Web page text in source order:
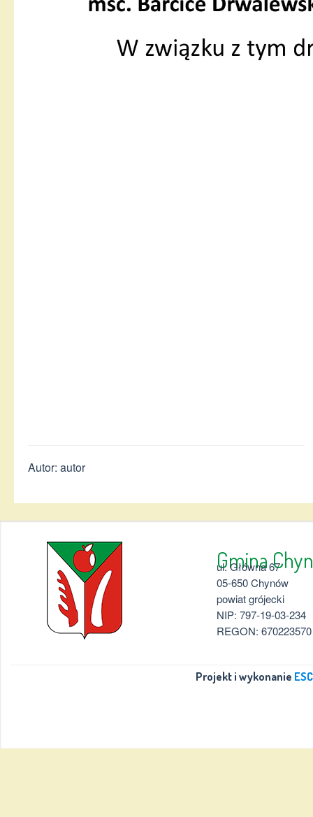
Autor: autor
Gmina
ul. Główna 67
05-650 Chynów
powiat grójecki
NIP: 797-19-03-234
REGON: 670223570
Projekt i wykonanie ESC